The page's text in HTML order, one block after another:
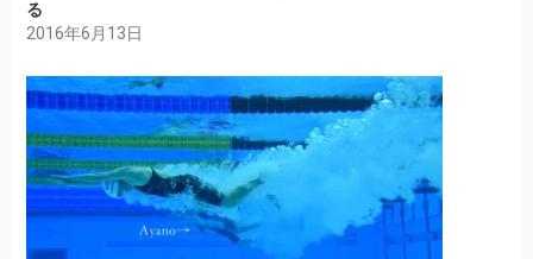
る
2016年6月13日